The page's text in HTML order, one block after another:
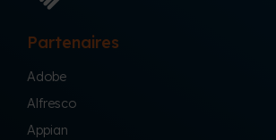
Partenaires
Adobe
Alfresco
Appian